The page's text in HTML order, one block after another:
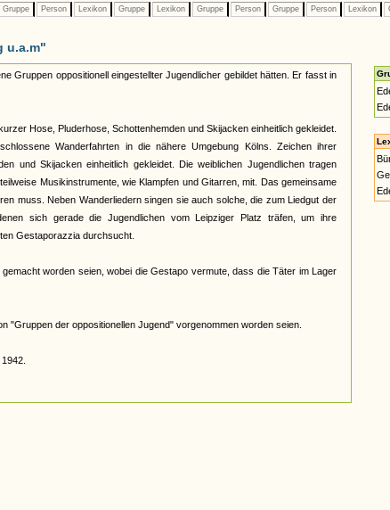
Gruppe Person Lexikon Gruppe Lexikon Gruppe Person Gruppe Person Lexikon
u.a.m"
Gruppen oppositionell eingestellter Jugendlicher gebildet hätten. Er fasst in
Hose, Pluderhose, Schottenhemden und Skijacken einheitlich gekleidet.
Wanderfahrten in die nähere Umgebung Kölns. Zeichen ihrer
und Skijacken einheitlich gekleidet. Die weiblichen Jugendlichen tragen
Musikinstrumente, wie Klampfen und Gitarren, mit. Das gemeinsame
muss. Neben Wanderliedern singen sie auch solche, die zum Liedgut der
sich gerade die Jugendlichen vom Leipziger Platz träfen, um ihre
Gestaporazzia durchsucht.
worden seien, wobei die Gestapo vermute, dass die Täter im Lager
"Gruppen der oppositionellen Jugend" vorgenommen worden seien.